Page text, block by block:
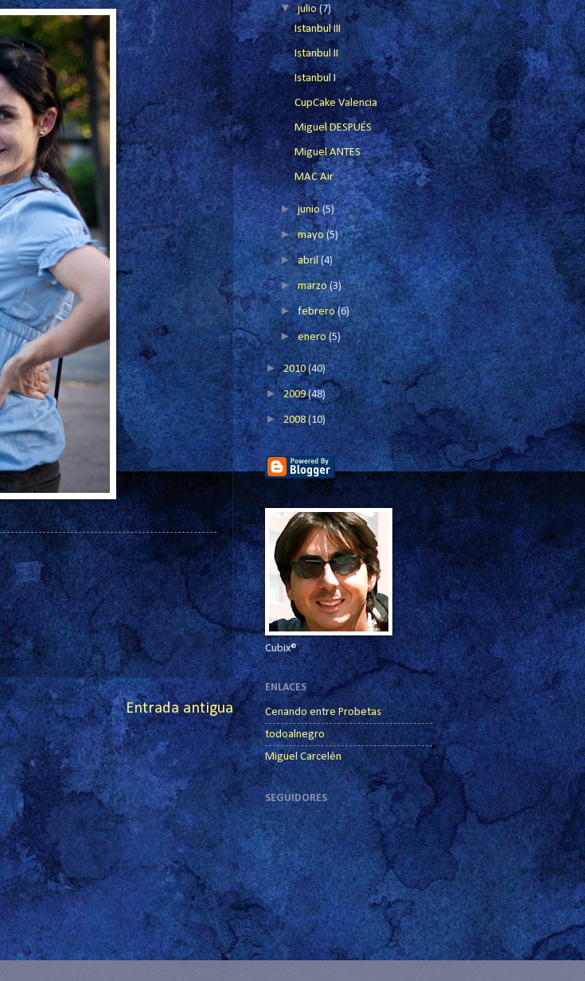
Entrada antigua
▼julio(7)
Istanbul III
Istanbul II
Istanbul I
CupCake Valencia
Miguel DESPUÉS
Miguel ANTES
MAC Air
►junio(5)
►mayo(5)
►abril(4)
►marzo(3)
►febrero(6)
►enero(5)
►2010(40)
►2009(48)
►2008(10)
Cubix®
ENLACES
Cenando entre Probetas
todoalnegro
Miguel Carcelén
SEGUIDORES